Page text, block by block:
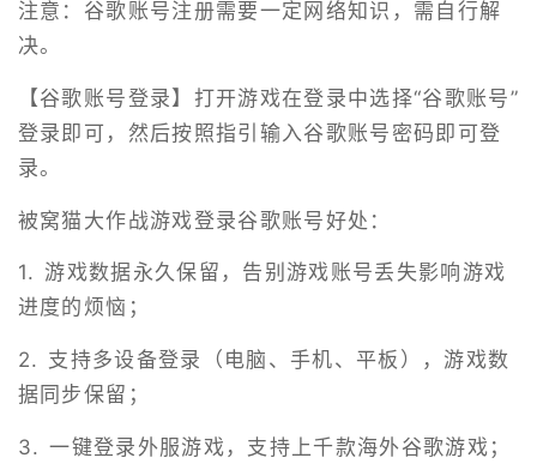
注意：谷歌账号注册需要一定网络知识，需自行解
决。
【谷歌账号登录】打开游戏在登录中选择“谷歌账号”
登录即可，然后按照指引输入谷歌账号密码即可登
录。
被窝猫大作战游戏登录谷歌账号好处：
1. 游戏数据永久保留，告别游戏账号丢失影响游戏
进度的烦恼；
2. 支持多设备登录（电脑、手机、平板），游戏数
据同步保留；
3. 一键登录外服游戏，支持上千款海外谷歌游戏；